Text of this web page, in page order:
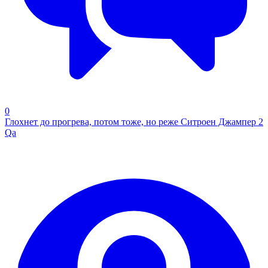
0
Глохнет до прогрева, потом тоже, но реже Ситроен Джампер 2
Qa